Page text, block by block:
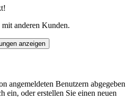
anderen Kunden.
anzeigen
angemeldeten Benutzern abgegeben
ein, oder erstellen Sie einen neuen